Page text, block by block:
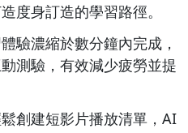
度身訂造的學習路徑。
驗濃縮於數分鐘內完成，
測驗，有效減少疲勞並提
創建短影片播放清單，AI